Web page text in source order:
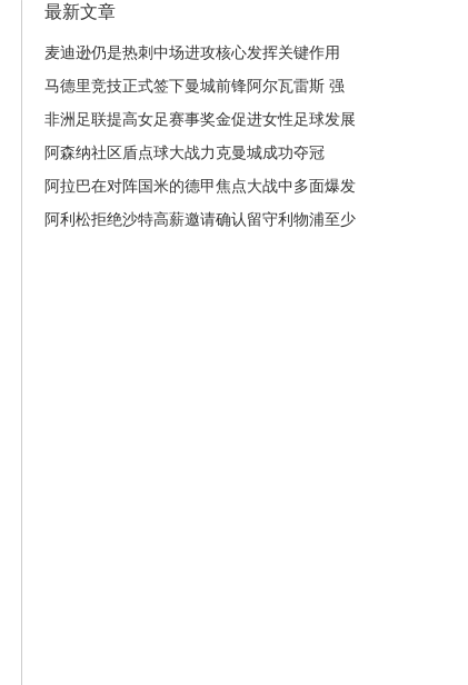
最新文章
麦迪逊仍是热刺中场进攻核心发挥关键作用
马德里竞技正式签下曼城前锋阿尔瓦雷斯 强
化进攻阵容
非洲足联提高女足赛事奖金促进女性足球发展
和竞技水平提升
阿森纳社区盾点球大战力克曼城成功夺冠
阿拉巴在对阵国米的德甲焦点大战中多面爆发
展现决定性统治力风采
阿利松拒绝沙特高薪邀请确认留守利物浦至少